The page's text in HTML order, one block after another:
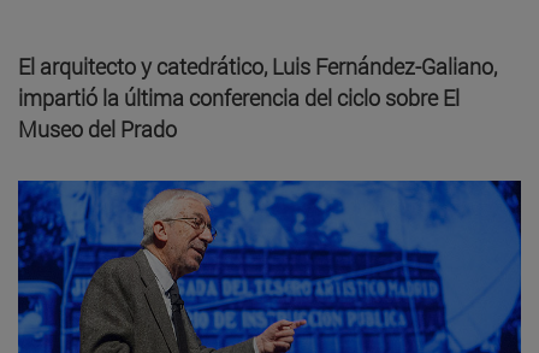
El arquitecto y catedrático, Luis Fernández-Galiano,
impartió la última conferencia del ciclo sobre El
Museo del Prado